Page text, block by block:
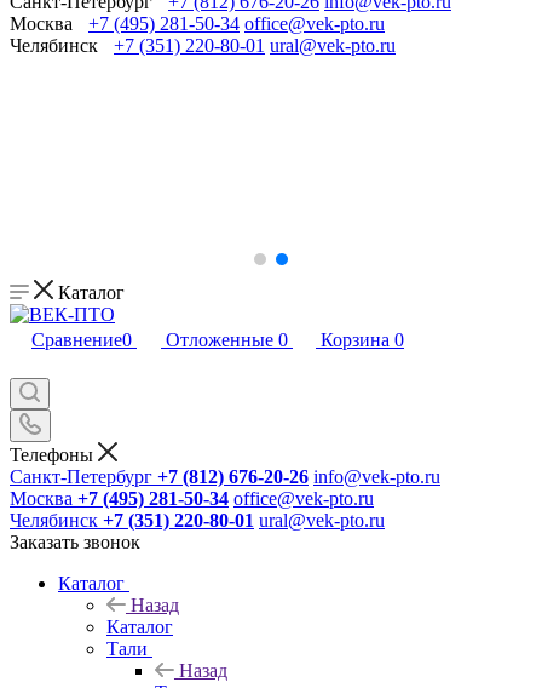
Москва
+7 (495) 281-50-34 office@vek-pto.ru
Челябинск
+7 (351) 220-80-01 ural@vek-pto.ru
Каталог
Сравнение0 Отложенные 0 Корзина 0
Телефоны
Санкт-Петербург +7 (812) 676-20-26 info@vek-pto.ru
Москва +7 (495) 281-50-34 office@vek-pto.ru
Челябинск +7 (351) 220-80-01 ural@vek-pto.ru
Заказать звонок
Каталог
Назад
Каталог
Тали
Назад